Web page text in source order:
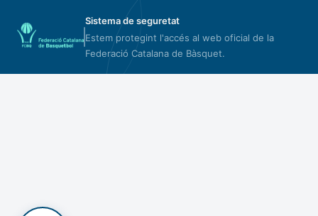
Sistema de seguretat
Estem protegint l'accés al web oficial de la
Federació Catalana de Bàsquet.